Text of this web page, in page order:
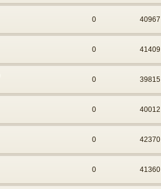
0 40967
0 41409
0 39815
0 40012
0 42370
0 41360